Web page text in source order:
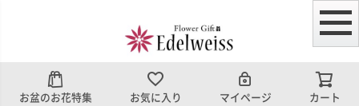
お盆のお花特集 お気に入り マイページ カート